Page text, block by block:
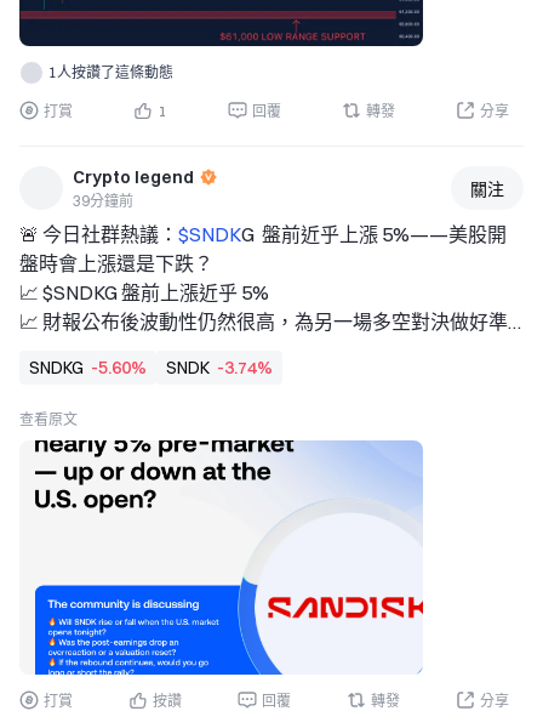
• 若突破 65,700 美元，上方下一個主要目標是 67,200 美
元。若乾淨突破並站穩 6.57 萬美元上方，將大幅強化看漲
結構，並使 6.72 萬美元重新成為可能目標。
• 下行方面，若失守 64,000 美元，將削弱目前的設定，並再
元的區間低點支撐將成為主要下行水準。
Bitcoin 過去幾個交易時段一直從 6.2 萬美元至$63K 區域復
甦，目前正接近當前區間的上半部。
我們注意到
1人按讚了這條動態
打賞 1 回覆 轉發 分享
Crypto legend
39分鐘前
關注
🚨 今日社群熱議： $SNDKG  盤前近乎上漲 5%——美股開
盤時會上漲還是下跌？
📈 $SNDKG 盤前上漲近乎 5%
📈 財報公布後波動性仍然很高，為另一場多空對決做好準
大家都在討論：
🔥 SNDK 在美股開盤時會上漲還是下跌？
🔥 財報公布後的下跌是反應過度，還是估值重置？
🔥 如果反彈持續，你會做多還是做空這波上漲？
🎁 加入討論
🎁 每日參與者可贏得 1,000U 期貨倉位抵用券！
👉 加入 Gate 熱門聊天社群👇
https://gate.onelink.me/Hls0/group?
chatroom=group&ref=VVhBVA9a&ref_type=105
SNDKG -5.60% SNDK -3.74%
查看原文
打賞 按讚 回覆 轉發 分享